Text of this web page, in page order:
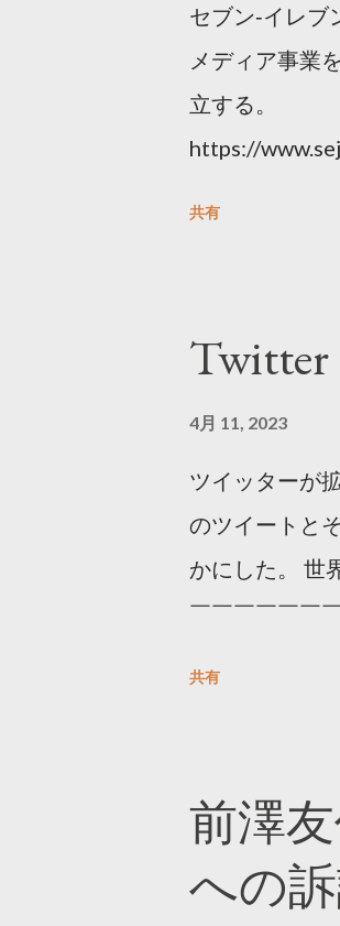
セブン‐イレ
メディア事業
立する。
https://
共有
4月 11, 2023
ツイッターが
のツイートと
かにした。 世
￣￣￣￣￣￣
https://
共有
前澤
への